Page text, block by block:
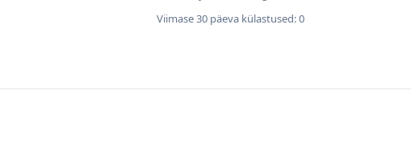
Viimase 30 päeva külastused: 0